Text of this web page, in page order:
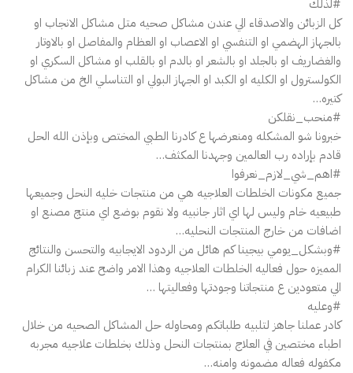
#لذلك
كل الزبائن والاصدقاء الي عندن مشاكل صحيه متل مشاكل الانجاب او
بالجهاز الهضمي او التنفسي او الاعصاب او العظام والمفاصل او بالاوتار
والغضاريف او بالجلد او بالشعر او بالدم او بالقلب او مشاكل السكري او
الكولسترول او الكليه او الكبد او الجهاز البولي او التناسلي الخ من مشاكل
كتيره…
#منحب_نقلكن
خبرونا شو المشكله ومنعرضها ع كادرنا الطبي المختص وبإذن الله الحل
قادم بإراده رب العالمين وجهدنا المكثف…
#اهم_شي_لازم_نعرفوا
جميع مكونات الخلطات العلاجيه هي من منتجات خليه النحل وجميعها
طبيعيه خام وليس لها اي اثار جانبيه ولا نقوم بوضع اي منتج مصنع او
اضافات من خارج المنتجات النحليه…
#وبشكل_يومي بيجينا كم هائل من الردود الايجابيه والتحسن والنتائج
المميزه حول فعاليه الخلطات العلاجيه وهذا الامر واضح عند زبائنا الكرام
الي متعودين ع منتجاتنا وجودتها وفعاليتها …
#وعليه
كادر عملنا جاهز لتلبيه طلباتكم ومحاوله حل المشاكل الصحيه من خلال
اطباء مختصين في العلاج بمنتجات النحل وذلك بخلطات علاجيه مجربه
مكفوله فعاله مضمونه وامنه…